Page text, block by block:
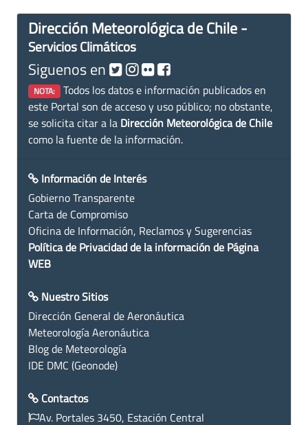
Dirección Meteorológica de Chile -
Servicios Climáticos
Siguenos en
NOTA: Todos los datos e información publicados en
este Portal son de acceso y uso público; no obstante,
se solicita citar a la Dirección Meteorológica de Chile
como la fuente de la información.
Información de Interés
Gobierno Transparente
Carta de Compromiso
Oficina de Información, Reclamos y Sugerencias
Política de Privacidad de la información de Página
WEB
Nuestro Sitios
Dirección General de Aeronáutica
Meteorología Aeronáutica
Blog de Meteorología
IDE DMC (Geonode)
Contactos
Av. Portales 3450, Estación Central